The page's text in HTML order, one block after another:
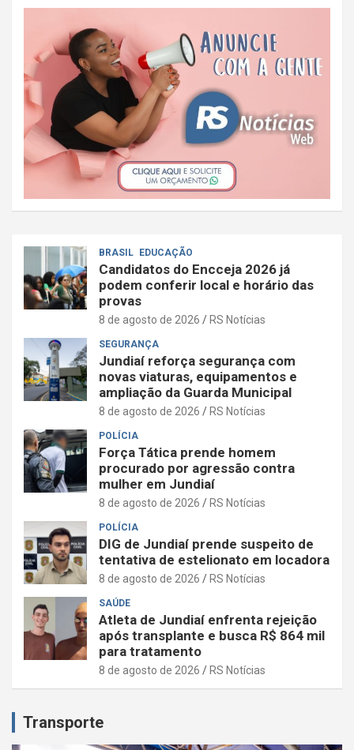
BRASIL EDUCAÇÃO
Candidatos do Encceja 2026 já
podem conferir local e horário das
provas
8 de agosto de 2026 RS Notícias
SEGURANÇA
Jundiaí reforça segurança com
novas viaturas, equipamentos e
ampliação da Guarda Municipal
8 de agosto de 2026 RS Notícias
POLÍCIA
Força Tática prende homem
procurado por agressão contra
mulher em Jundiaí
8 de agosto de 2026 RS Notícias
POLÍCIA
DIG de Jundiaí prende suspeito de
tentativa de estelionato em locadora
8 de agosto de 2026 RS Notícias
SAÚDE
Atleta de Jundiaí enfrenta rejeição
após transplante e busca R$ 864 mil
para tratamento
8 de agosto de 2026 RS Notícias
Transporte